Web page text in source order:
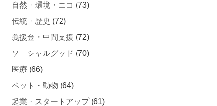
自然・環境・エコ (73)
伝統・歴史 (72)
義援金・中間支援 (72)
ソーシャルグッド (70)
医療 (66)
ペット・動物 (64)
起業・スタートアップ(61)